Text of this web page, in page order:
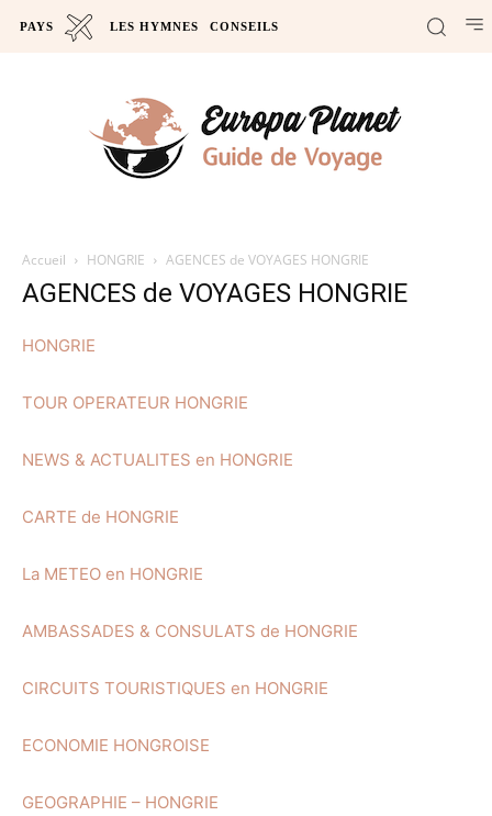
PAYS LES HYMNES CONSEILS
Accueil HONGRIE AGENCES de VOYAGES HONGRIE
AGENCES de VOYAGES HONGRIE
HONGRIE
TOUR OPERATEUR HONGRIE
NEWS & ACTUALITES en HONGRIE
CARTE de HONGRIE
La METEO en HONGRIE
AMBASSADES & CONSULATS de HONGRIE
CIRCUITS TOURISTIQUES en HONGRIE
ECONOMIE HONGROISE
GEOGRAPHIE – HONGRIE